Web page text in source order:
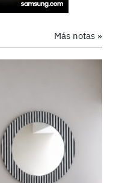
Más notas »